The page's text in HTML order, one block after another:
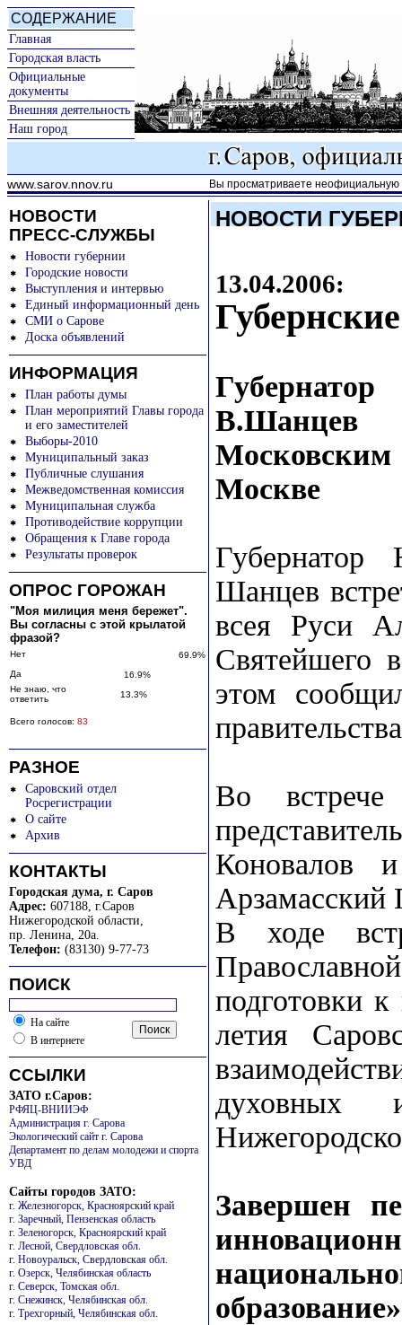
СОДЕРЖАНИЕ
Главная
Городская власть
Официальные
документы
Внешняя деятельность
Наш город
www.sarov.nnov.ru Вы просматриваете неофициальную
НОВОСТИ
ПРЕСС-СЛУЖБЫ
Новости губернии
Городские новости
Выступления и интервью
Единый информационный день
СМИ о Сарове
Доска объявлений
ИНФОРМАЦИЯ
План работы думы
План мероприятий Главы города
и его заместителей
Выборы-2010
Муниципальный заказ
Публичные слушания
Межведомственная комиссия
Муниципальная служба
Противодействие коррупции
Обращения к Главе города
Результаты проверок
ОПРОС ГОРОЖАН
"Моя милиция меня бережет".
Вы согласны с этой крылатой
фразой?
Нет
69.9%
Да
16.9%
Не знаю, что
ответить
13.3%
Всего голосов: 83
РАЗНОЕ
Саровский отдел
Росрегистрации
О сайте
Архив
КОНТАКТЫ
Городская дума, г. Саров
Адрес: 607188, г.Саров
Нижегородской области,
пр. Ленина, 20а.
Телефон: (83130) 9-77-73
ПОИСК
На сайте
В интернете
ССЫЛКИ
ЗАТО г.Саров:
РФЯЦ-ВНИИЭФ
Администрация г. Сарова
Экологический сайт г. Сарова
Департамент по делам молодежи и спорта
УВД
Сайты городов ЗАТО:
г. Железногорск, Красноярский край
г. Заречный, Пензенская область
г. Зеленогорск, Красноярский край
г. Лесной, Свердловская обл.
г. Новоуральск, Свердловская обл.
г. Озерск, Челябинская область
г. Северск, Томская обл.
г. Снежинск, Челябинская обл.
г. Трехгорный, Челябинская обл.
НОВОСТИ
13.04.2006:
В.Шанцев
Москве
Губернатор
Шанцев
всея Руси
Святейшего
этом
Во
Коновалов
Арзамасский
В ходе
подготовки
летия
духовных
Завершен
образование»